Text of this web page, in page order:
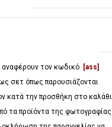
αναφέρουν τον κωδικό [ass]
σετ όπως παρουσιάζονται
κατά την προσθήκη στο καλάθι
τα προϊόντα της φωτογραφίας